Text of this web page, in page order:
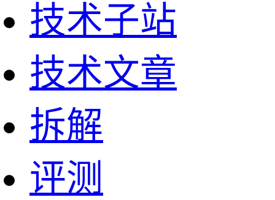
技术子站
技术文章
拆解
评测